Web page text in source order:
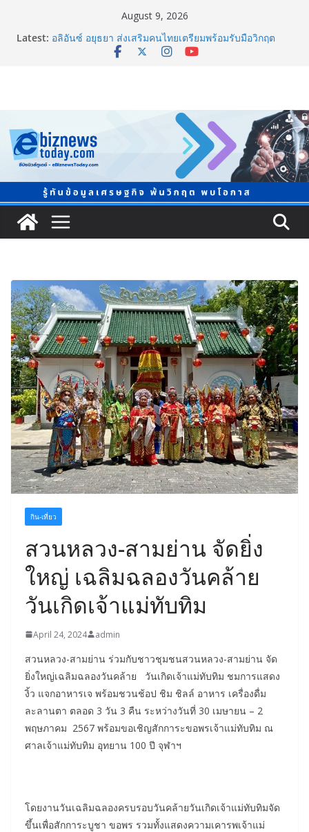
August 9, 2026
Latest: อลิอันซ์ อยุธยา ส่งเสริมคนไทยเตรียมพร้อมรับมือวิกฤต
เปิดพื้นที่ “Level Up the Care by Allianz Ayudhya
พันธมิตร ปั้นผู้ประกอบการไทยสู่ตลาดโลก คาดเงินสะพัด
LORDNINE จัดศึกคนดังสายเกม ไทย ปะทะ ฟิลิปปินส์ ใน
“Rise of the Tenth Lord” เปิดสงครามกิลด์ข้ามประเทศ
ฉลองเซิร์ฟเวอร์ใหม่ เฮเลนา
แพทย์เผย โรคไม่ติดต่อเรื้อรัง NCDs คร่าชีวิตคนไทยก่อน
วัยอันควร ทำสูญเสียทางเศรษฐกิจมหาศาล 1.6 ล้านล้าน
บาทต่อปี
ภาครัฐ-เอกชนจับมือสัมมนาใหญ่ ยกระดับอุตสาหกรรมเซ
รามิกไทยสู่สากล พร้อมชวนผู้ประกอบไทยร่วมงาน
กิน-เที่ยว
สวนหลวง-สามย่าน จัดยิ่ง
ใหญ่ เฉลิมฉลองวันคล้าย
วันเกิดเจ้าแม่ทับทิม
April 24, 2024 admin
สวนหลวง-สามย่าน ร่วมกับชาวชุมชนสวนหลวง-สามย่าน จัด
ยิ่งใหญ่เฉลิมฉลองวันคล้าย วันเกิดเจ้าแม่ทับทิม ชมการแสดง
งิ้ว แจกอาหารเจ พร้อมชวนช้อป ชิม ชิลล์ อาหาร เครื่องดื่ม
ละลานตา ตลอด 3 วัน 3 คืน ระหว่างวันที่ 30 เมษายน – 2
พฤษภาคม 2567 พร้อมขอเชิญสักการะขอพรเจ้าแม่ทับทิม ณ
ศาลเจ้าแม่ทับทิม อุทยาน 100 ปี จุฬาฯ
โดยงานวันเฉลิมฉลองครบรอบวันคล้ายวันเกิดเจ้าแม่ทับทิมจัด
ขึ้นเพื่อสักการะบูชา ขอพร รวมทั้งแสดงความเคารพเจ้าแม่